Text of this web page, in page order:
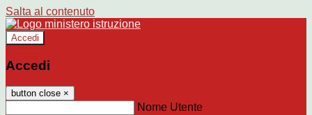
Salta al contenuto
Accedi
Accedi
button close ×
Nome Utente